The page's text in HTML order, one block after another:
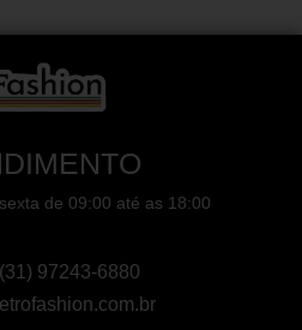
de 09:00 até as 18:00
97243-6880